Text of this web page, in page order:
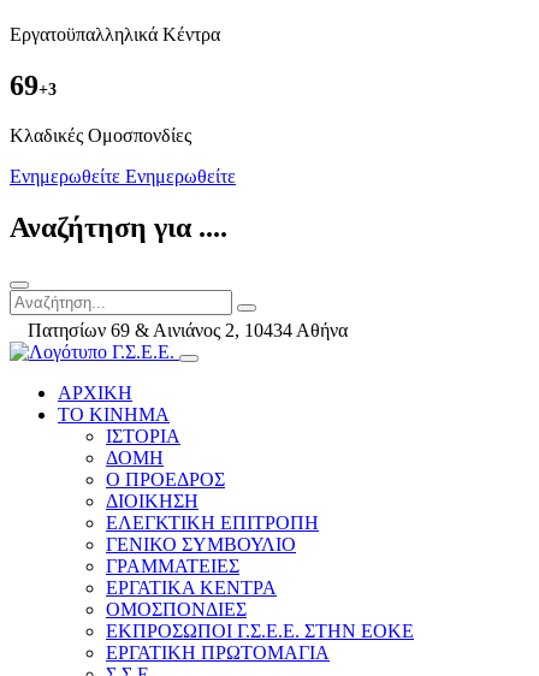
Εργατοϋπαλληλικά Κέντρα
69+3
Kλαδικές Ομοσπονδίες
Ενημερωθείτε Ενημερωθείτε
Αναζήτηση για ....
Πατησίων 69 & Αινιάνος 2, 10434 Αθήνα
ΑΡΧΙΚΗ
ΤΟ ΚΙΝΗΜΑ
ΙΣΤΟΡΙΑ
ΔΟΜΗ
Ο ΠΡΟΕΔΡΟΣ
ΔΙΟΙΚΗΣΗ
ΕΛΕΓΚΤΙΚΗ ΕΠΙΤΡΟΠΗ
ΓΕΝΙΚΟ ΣΥΜΒΟΥΛΙΟ
ΓΡΑΜΜΑΤΕΙΕΣ
ΕΡΓΑΤΙΚΑ ΚΕΝΤΡΑ
ΟΜΟΣΠΟΝΔΙΕΣ
ΕΚΠΡΟΣΩΠΟΙ Γ.Σ.Ε.Ε. ΣΤΗΝ ΕΟΚΕ
ΕΡΓΑΤΙΚΗ ΠΡΩΤΟΜΑΓΙΑ